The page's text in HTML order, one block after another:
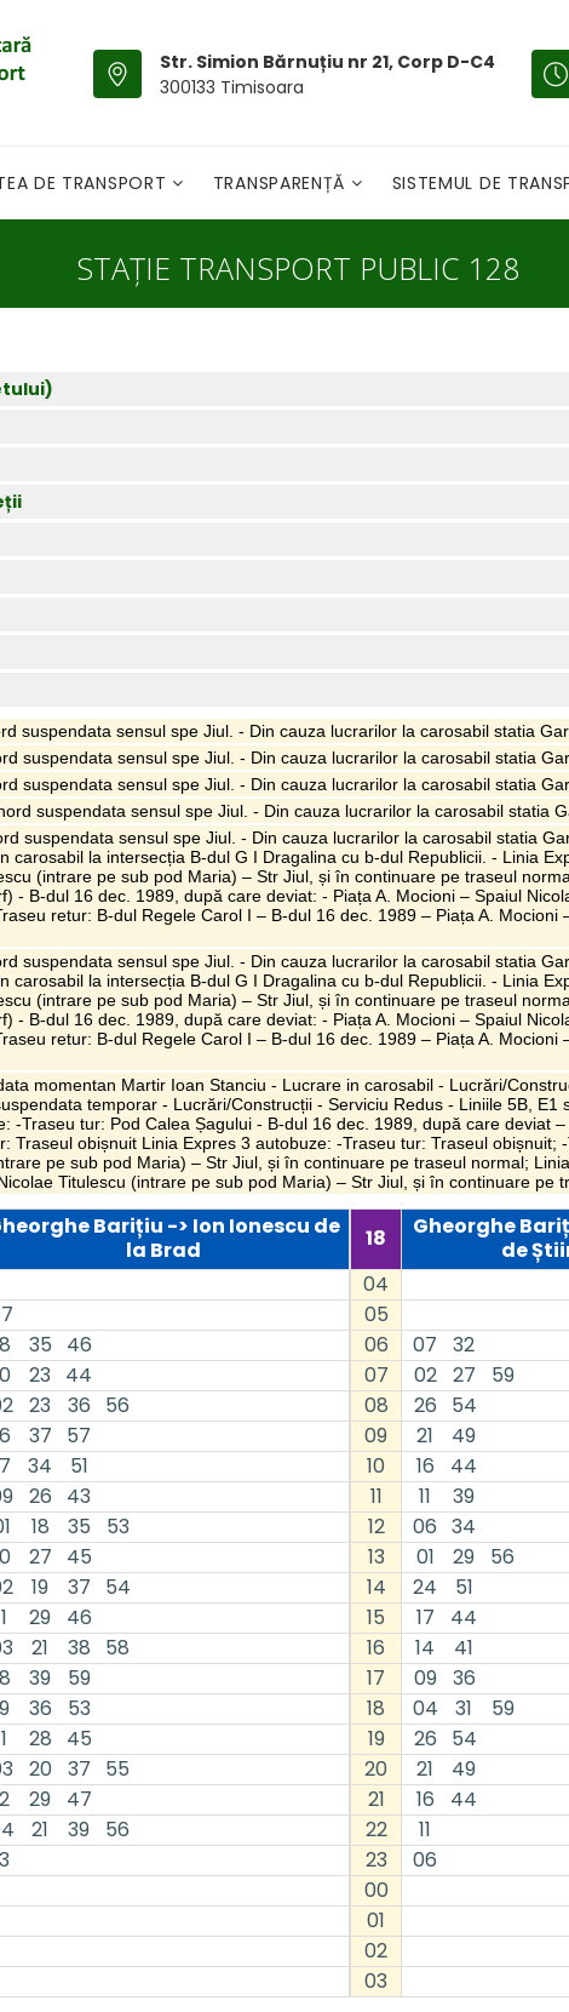
Str. Simion Bărnuțiu nr 21, Corp D-C4
300133 Timisoara
DE TRANSPORT TRANSPARENȚĂ SISTEMUL DE
STAȚIE TRANSPORT PUBLIC 128
suspendata sensul spe Jiul. - Din cauza lucrarilor la carosabil statia
suspendata sensul spe Jiul. - Din cauza lucrarilor la carosabil statia
suspendata sensul spe Jiul. - Din cauza lucrarilor la carosabil statia
suspendata sensul spe Jiul. - Din cauza lucrarilor la carosabil statia
suspendata sensul spe Jiul. - Din cauza lucrarilor la carosabil statia
la intersecția B-dul G I Dragalina cu b-dul Republicii. - Linia
(intrare pe sub pod Maria) – Str Jiul, și în continuare pe traseul
- B-dul 16 dec. 1989, după care deviat: - Piața A. Mocioni – Spaiul
retur: B-dul Regele Carol I – B-dul 16 dec. 1989 – Piața A.
suspendata sensul spe Jiul. - Din cauza lucrarilor la carosabil statia
la intersecția B-dul G I Dragalina cu b-dul Republicii. - Linia
(intrare pe sub pod Maria) – Str Jiul, și în continuare pe traseul
- B-dul 16 dec. 1989, după care deviat: - Piața A. Mocioni – Spaiul
retur: B-dul Regele Carol I – B-dul 16 dec. 1989 – Piața A.
momentan Martir Ioan Stanciu - Lucrare in carosabil - Lucrări/
temporar - Lucrări/Construcții - Serviciu Redus - Liniile 5B,
-Traseu tur: Pod Calea Șagului - B-dul 16 dec. 1989, după care deviat
obișnuit Linia Expres 3 autobuze: -Traseu tur: Traseul obișnuit;
pe sub pod Maria) – Str Jiul, și în continuare pe traseul normal;
Titulescu (intrare pe sub pod Maria) – Str Jiul, și în continuare pe
Barițiu -> Ion Ionescu de
la Brad
35
46
23
44
23 36
56
37
57
34
51
26
43
18 35
53
27
45
19 37
54
29
46
21 38
58
39
59
36
53
28
45
20 37
55
29
47
21 39
56
18
Gheorghe
de
04
05
06
07
32
07
02 27
59
08
26
54
09
21
49
10
16
44
11
11
39
12
06 34
13
01 29
56
14
24
51
15
17
44
16
14
41
17
09 36
18
04 31
59
19
26
54
20
21
49
21
16
44
22
11
23
06
00
01
02
03